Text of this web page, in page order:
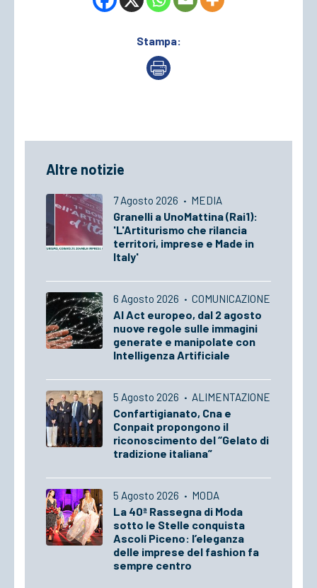
Stampa:
Altre notizie
7 Agosto 2026 · MEDIA
Granelli a UnoMattina (Rai1):
'L'Artiturismo che rilancia
territori, imprese e Made in
Italy'
6 Agosto 2026 · COMUNICAZIONE
AI Act europeo, dal 2 agosto
nuove regole sulle immagini
generate e manipolate con
Intelligenza Artificiale
5 Agosto 2026 · ALIMENTAZIONE
Confartigianato, Cna e
Conpait propongono il
riconoscimento del “Gelato di
tradizione italiana”
5 Agosto 2026 · MODA
La 40ª Rassegna di Moda
sotto le Stelle conquista
Ascoli Piceno: l’eleganza
delle imprese del fashion fa
sempre centro